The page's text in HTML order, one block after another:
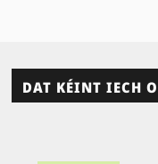
DAT KÉINT IECH